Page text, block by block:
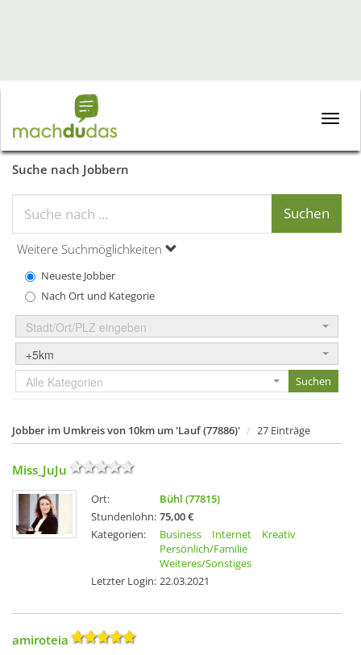
Toggle
Suche nach Jobbern
Weitere Suchmöglichkeiten
Neueste Jobber
Nach Ort und Kategorie
Stadt/Ort/PLZ eingeben
+5km
Alle Kategorien
Jobber im Umkreis von 10km um 'Lauf (77886)' 27 Einträge
Miss_JuJu
Ort:
Bühl (77815)
Stundenlohn: 75,00 €
Kategorien:
Business Internet
Kreativ
Persönlich/Familie
Weiteres/Sonstiges
Letzter Login: 22.03.2021
amiroteia